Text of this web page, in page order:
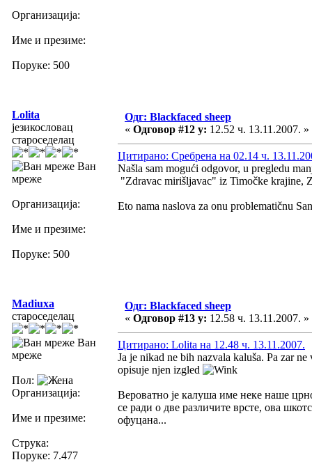
Организација:
Име и презиме:
Поруке: 500
Lolita
језикословац
староседелац
Ван
мреже
Организација:
Име и презиме:
Поруке: 500
Одг: Blackfaced sheep
« Одговор #12 у: 12.52 ч. 13.11.2007. »
Цитирано: Сребрена на 02.14 ч.
Našla sam mogući odgovor, u pregledu
"Zdravac mirišljavac" iz Timočke krajine,
Eto nama naslova za onu problematičnu
Madiuxa
староседелац
Ван
мреже
Пол:
Организација:
Име и презиме:
Струка:
Поруке: 7.477
Одг: Blackfaced sheep
« Одговор #13 у: 12.58 ч. 13.11.2007. »
Цитирано: Lolita на 12.48 ч. 13.11.2007.
Ja je nikad ne bih nazvala kaluša. Pa zar
opisuje njen izgled
Вероватно је калуша име неке наше
се ради о две различите врсте, ова
офуцана...